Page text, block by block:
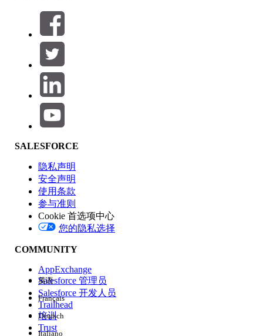
筛选器 (0)
选择筛选器
产品区域
功能影响
版本
体验
SALESFORCE
隐私声明
安全声明
使用条款
参与准则
Cookie 首选项中心
您的隐私选择
COMMUNITY
AppExchange
Salesforce 管理员
Salesforce 开发人员
Trailhead
培训
Trust
英语
Français
Deutsch
Italiano